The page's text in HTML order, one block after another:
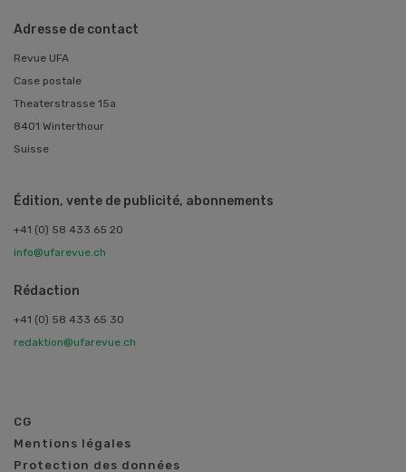
Adresse de contact
Revue UFA
Case postale
Theaterstrasse 15a
8401 Winterthour
Suisse
Édition, vente de publicité, abonnements
+41 (0) 58 433 65 20
info@ufarevue.ch
Rédaction
+41 (0) 58 433 65 30
redaktion@ufarevue.ch
CG
Mentions légales
Protection des données